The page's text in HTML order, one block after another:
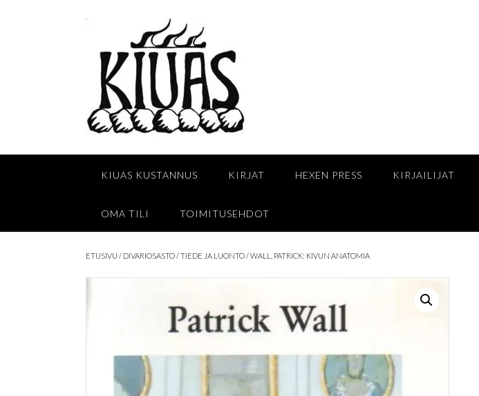
KIUAS KUSTANNUS KIRJAT HEXEN PRESS KIRJAILIJAT
OMA TILI TOIMITUSEHDOT
ETUSIVU / DIVARIOSASTO/TIEDE JA LUONTO/ WALL, PATRICK: KIVUN ANATOMIA